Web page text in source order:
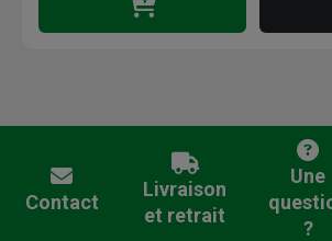
Contact
Livraison
et retrait
Une
?